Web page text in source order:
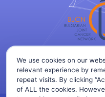
We use cookies on our
relevant experience by
repeat visits. By clicking
of ALL the cookies.